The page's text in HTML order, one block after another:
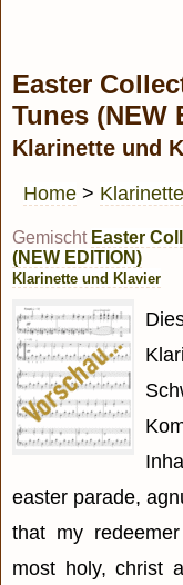
Easter
Tunes (NEW
Klarinette und
Home > Klarinette
Gemischt Easter
(NEW EDITION)
Klarinette und Klavier
easter parade,
that my
most holy, christ